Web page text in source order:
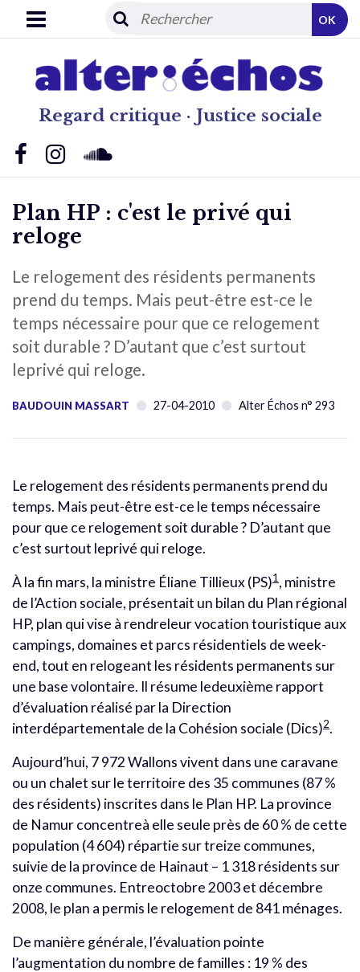
Regard critique · Justice sociale
OK
Plan HP : c'est le privé qui
reloge
Le relogement des résidents permanents
prend du temps. Mais peut-être est-ce le
temps nécessaire pour que ce relogement
soit durable ? D’autant que c’est surtout
leprivé qui reloge.
BAUDOUIN MASSART 27-04-2010 Alter Échos n° 293
Le relogement des résidents permanents prend du
temps. Mais peut-être est-ce le temps nécessaire
pour que ce relogement soit durable ? D’autant que
c’est surtout leprivé qui reloge.
À la fin mars, la ministre Éliane Tillieux (PS)1 , ministre
de l’Action sociale, présentait un bilan du Plan régional
HP, plan qui vise à rendreleur vocation touristique aux
campings, domaines et parcs résidentiels de week-
end, tout en relogeant les résidents permanents sur
une base volontaire. Il résume ledeuxième rapport
d’évaluation réalisé par la Direction
interdépartementale de la Cohésion sociale (Dics)2.
Aujourd’hui, 7 972 Wallons vivent dans une caravane
ou un chalet sur le territoire des 35 communes (87 %
des résidents) inscrites dans le Plan HP. La province
de Namur concentreà elle seule près de 60 % de cette
population (4 604) répartie sur treize communes,
suivie de la province de Hainaut – 1 318 résidents sur
onze communes. Entreoctobre 2003 et décembre
2008, le plan a permis le relogement de 841 ménages.
De manière générale, l’évaluation pointe
l’augmentation du nombre de familles : 19 % des